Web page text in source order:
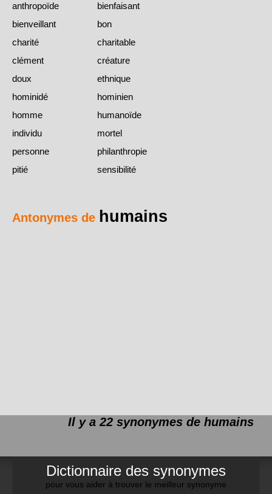
anthropoïde
bienfaisant
bienveillant
bon
charité
charitable
clément
créature
doux
ethnique
hominidé
hominien
homme
humanoïde
individu
mortel
personne
philanthropie
pitié
sensibilité
Antonymes de humains
Il y a 22 synonymes de humains
Dictionnaire des synonymes
pour vous aider à trouver le meilleur synonyme